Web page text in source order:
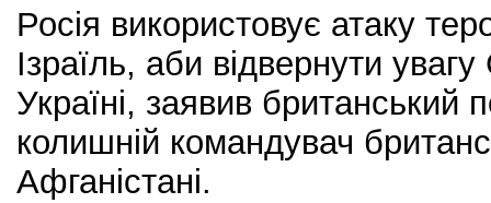
Росія використовує атаку
Ізраїль, аби відвернути
Україні, заявив британський
колишній командувач
Афганістані.